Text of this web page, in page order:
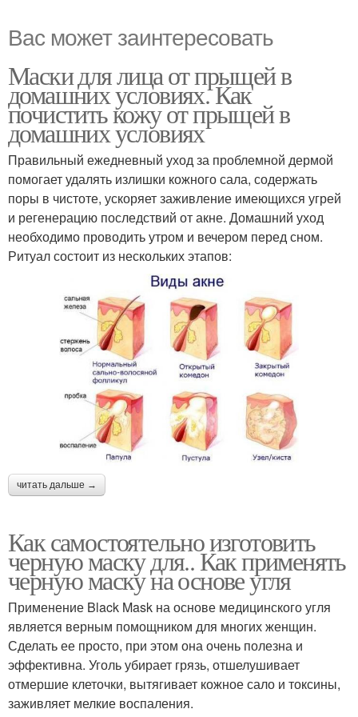
Вас может заинтересовать
Маски для лица от прыщей в
домашних условиях. Как
почистить кожу от прыщей в
домашних условиях
Правильный ежедневный уход за проблемной дермой
помогает удалять излишки кожного сала, содержать
поры в чистоте, ускоряет заживление имеющихся угрей
и регенерацию последствий от акне. Домашний уход
необходимо проводить утром и вечером перед сном.
Ритуал состоит из нескольких этапов:
читать дальше →
Как самостоятельно изготовить
черную маску для.. Как применять
черную маску на основе угля
Применение Black Mask на основе медицинского угля
является верным помощником для многих женщин.
Сделать ее просто, при этом она очень полезна и
эффективна. Уголь убирает грязь, отшелушивает
отмершие клеточки, вытягивает кожное сало и токсины,
заживляет мелкие воспаления.